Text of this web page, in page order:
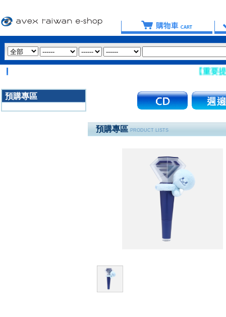
【重要提醒：請
預購專區
預購專區 PRODUCT LISTS